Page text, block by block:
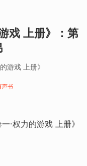
戏 上册》：第
游戏 上册》
声书
·权力的游戏 上册》